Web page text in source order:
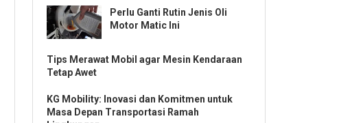
Perlu Ganti Rutin Jenis Oli
Motor Matic Ini
Tips Merawat Mobil agar Mesin Kendaraan
Tetap Awet
KG Mobility: Inovasi dan Komitmen untuk
Masa Depan Transportasi Ramah